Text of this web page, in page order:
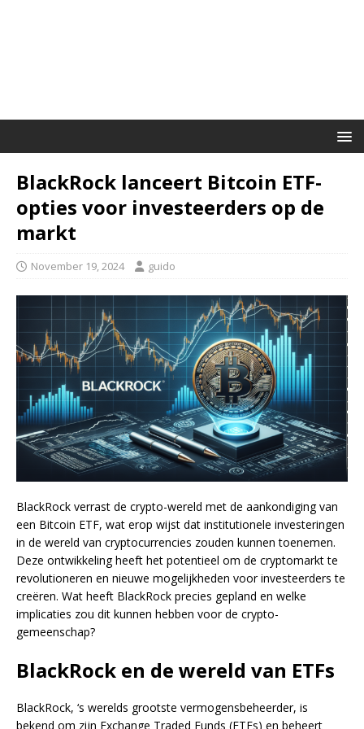
BlackRock lanceert Bitcoin ETF-
opties voor investeerders op de
markt
November 19, 2024 guido
BlackRock verrast de crypto-wereld met de aankondiging van
een Bitcoin ETF, wat erop wijst dat institutionele investeringen
in de wereld van cryptocurrencies zouden kunnen toenemen.
Deze ontwikkeling heeft het potentieel om de cryptomarkt te
revolutioneren en nieuwe mogelijkheden voor investeerders te
creëren. Wat heeft BlackRock precies gepland en welke
implicaties zou dit kunnen hebben voor de crypto-
gemeenschap?
BlackRock en de wereld van ETFs
BlackRock, ‘s werelds grootste vermogensbeheerder, is
bekend om zijn Exchange Traded Funds (ETFs) en beheert